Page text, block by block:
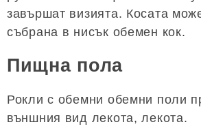
завършат визията. Косата
събрана в нисък обемен кок.
Пищна пола
Рокли с обемни обемни поли
външния вид лекота, лекота.